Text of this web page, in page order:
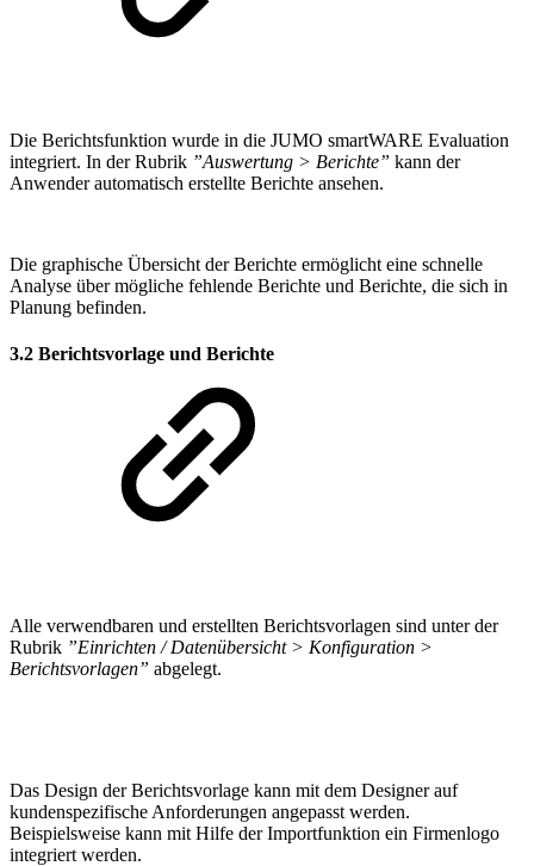
Die Berichtsfunktion wurde in die JUMO smartWARE Evaluation
integriert. In der Rubrik ”Auswertung > Berichte” kann der
Anwender automatisch erstellte Berichte ansehen.
Die graphische Übersicht der Berichte ermöglicht eine schnelle
Analyse über mögliche fehlende Berichte und Berichte, die sich in
Planung befinden.
3.2 Berichtsvorlage und Berichte
Alle verwendbaren und erstellten Berichtsvorlagen sind unter der
Rubrik ”Einrichten / Datenübersicht > Konfiguration >
Berichtsvorlagen” abgelegt.
Das Design der Berichtsvorlage kann mit dem Designer auf
kundenspezifische Anforderungen angepasst werden.
Beispielsweise kann mit Hilfe der Importfunktion ein Firmenlogo
integriert werden.